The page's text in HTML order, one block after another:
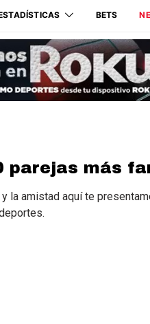
BETS
parejas más
la amistad aquí te